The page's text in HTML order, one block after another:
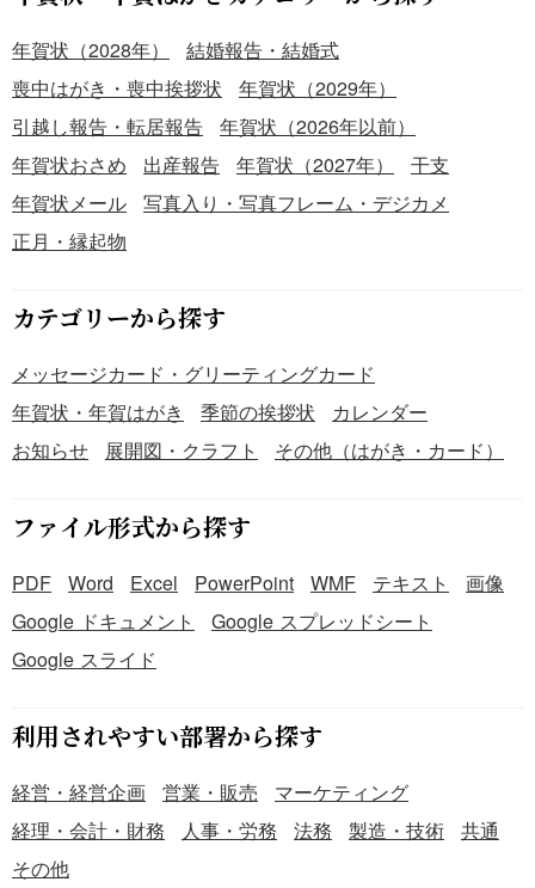
年賀状（2028年）
結婚報告・結婚式
喪中はがき・喪中挨拶状
年賀状（2029年）
引越し報告・転居報告
年賀状（2026年以前）
年賀状おさめ
出産報告 年賀状（2027年）
干支
年賀状メール
写真入り・写真フレーム・デジカメ
正月・縁起物
カテゴリーから探す
メッセージカード・グリーティングカード
年賀状・年賀はがき
季節の挨拶状
カレンダー
お知らせ
展開図・クラフト その他（はがき・カード）
ファイル形式から探す
PDF Word Excel PowerPoint WMF テキスト
画像
Google ドキュメント
Google スプレッドシート
Google スライド
利用されやすい部署から探す
経営・経営企画 営業・販売
マーケティング
経理・会計・財務
人事・労務 法務 製造・技術
共通
その他